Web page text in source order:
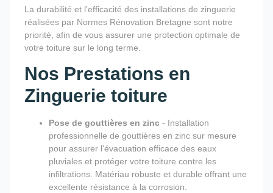
La durabilité et l'efficacité des installations de zinguerie
réalisées par Normes Rénovation Bretagne sont notre
priorité, afin de vous assurer une protection optimale de
votre toiture sur le long terme.
Nos Prestations en
Zinguerie toiture
Pose de gouttières en zinc - Installation
professionnelle de gouttières en zinc sur mesure
pour assurer l'évacuation efficace des eaux
pluviales et protéger votre toiture contre les
infiltrations. Matériau robuste et durable offrant une
excellente résistance à la corrosion.